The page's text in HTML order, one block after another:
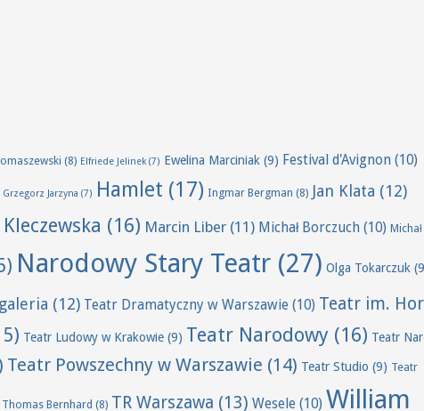
(8) Elfriede Jelinek(7) Ewelina Marciniak (9) Festival d'Avignon (10)
Grzegorz Jarzyna (7) Hamlet (17) Ingmar Bergman (8) Jan Klata (12)
(16) Marcin Liber (11) Michał Borczuch (10)
Narodowy Stary Teatr (27) Olga Tokarczuk
(12) Teatr Dramatyczny w Warszawie (10) Teatr im.
Teatr Ludowy w Krakowie (9) Teatr Narodowy (16) Teatr
Teatr Powszechny w Warszawie (14) Teatr Studio (9) Teatr
Thomas Bernhard (8) TR Warszawa (13) Wesele (10) William